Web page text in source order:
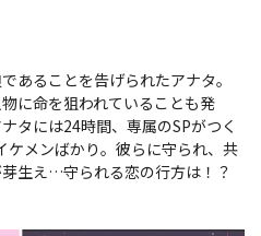
あることを告げられたアナタ。
に命を狙われていることも発
タには24時間、専属のSPがつく
ケメンばかり。彼らに守られ、共
生え…守られる恋の行方は！？